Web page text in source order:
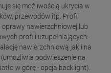
się możliwością ukrycia w
przewodów itp. Profil
oprawy nawierzchniowej lub
profili uzupełniających:
nawierzchniową jak i na
podwieszenie na
w górę - opcja backlight).